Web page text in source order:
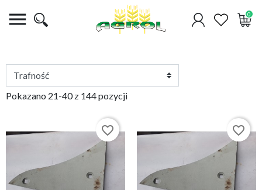
 0
Pokazano 21-40 z 144 pozycji
favorite_border favorite_border